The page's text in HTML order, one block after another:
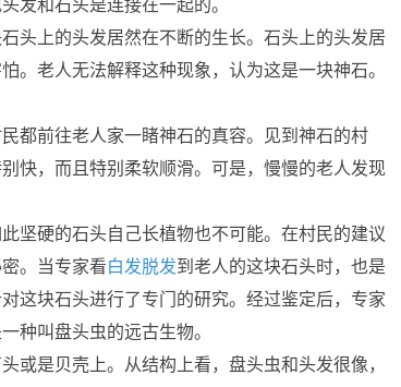
发和石头是连接在一起的。
头上的头发居然在不断的生长。石头上的头发居
。老人无法解释这种现象，认为这是一块神石。
都前往老人家一睹神石的真容。见到神石的村
快，而且特别柔软顺滑。可是，慢慢的老人发现
坚硬的石头自己长植物也不可能。在村民的建议
。当专家看白发脱发到老人的这块石头时，也是
这块石头进行了专门的研究。经过鉴定后，专家
种叫盘头虫的远古生物。
或是贝壳上。从结构上看，盘头虫和头发很像，